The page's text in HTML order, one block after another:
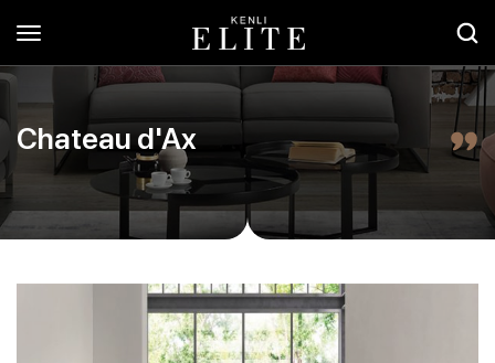
Chateau d'Ax